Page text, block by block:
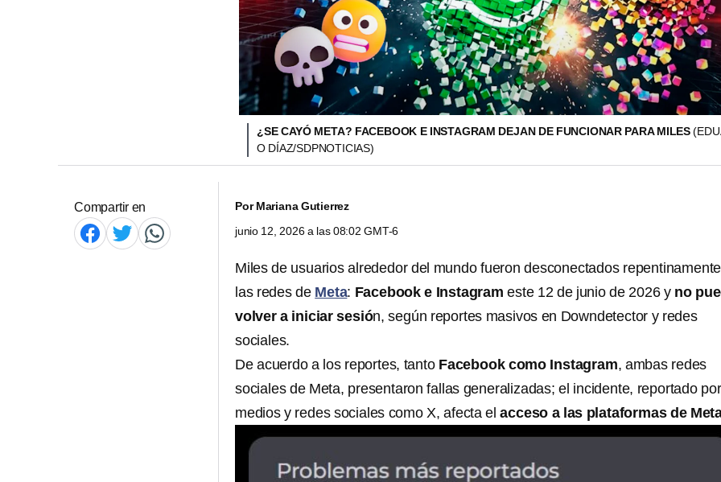
¿SE CAYÓ META? FACEBOOK E INSTAGRAM DEJAN DE FUNCIONAR PARA MILES
O DÍAZ/SDPNOTICIAS)
Compartir en PorMariana Gutierrez
junio 12, 2026 a las 08:02 GMT-6
Miles de usuarios alrededor del mundo fueron desconectados
las redes de Meta: Facebook e Instagram este 12 de junio de 2026 yno
volver a iniciar sesión, según reportes masivos en Downdetector y redes
sociales.
De acuerdo a los reportes, tanto Facebook como Instagram, ambas redes
sociales de Meta, presentaron fallas generalizadas; el incidente, reportado por
medios y redes sociales como X, afecta elacceso a las plataformas de